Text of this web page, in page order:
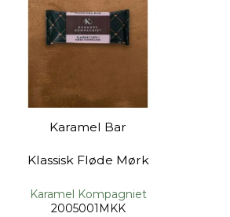
Karamel Bar
Klassisk Fløde Mørk
Karamel Kompagniet
2005001MKK